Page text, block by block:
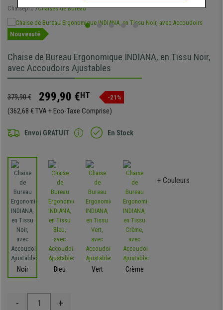
Chaisepro Chaises de Bureau
Nouveauté
Chaise de Bureau Ergonomique INDIANA, en Tissu Noir,
avec Accoudoirs Ajustables
379,90 € 299,90 €HT -21%
(362,68 € TVA + Eco-Taxe Comprise)
Envoi GRATUIT En Stock
Noir Bleu Vert Crème
+ Couleurs
- +